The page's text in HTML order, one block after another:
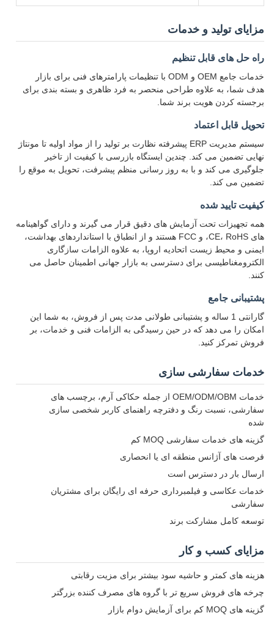
مزایای تولید و خدمات
راه حل های قابل تنظیم
خدمات جامع OEM و ODM با تنظیمات پارامترهای فنی برای بازار
هدف شما، به علاوه طراحی منحصر به فرد ظاهری و بسته بندی برای
برجسته کردن هویت برند شما.
تحویل قابل اعتماد
سیستم مدیریت ERP پیشرفته نظارت بر تولید را از مواد اولیه تا مونتاژ
نهایی تضمین می کند. چندین ایستگاه بازرسی با کیفیت از تاخیر
جلوگیری می کند و با به روز رسانی منظم پیشرفت، تحویل به موقع را
تضمین می کند.
کیفیت تایید شده
همه تجهیزات تحت آزمایش های دقیق قرار می گیرند و دارای گواهینامه
های CE، RoHS، و FCC هستند و از انطباق با استانداردهای بهداشت،
ایمنی و محیط زیست اتحادیه اروپا، به علاوه الزامات سازگاری
الکترومغناطیسی برای دسترسی به بازار جهانی اطمینان حاصل می
کنند.
پشتیبانی جامع
گارانتی 1 ساله و پشتیبانی طولانی مدت پس از فروش، به شما این
امکان را می دهد که در حین رسیدگی به الزامات فنی و خدمات، بر
فروش تمرکز کنید.
خدمات سفارشی سازی
خدمات OEM/ODM/OBM از جمله حکاکی آرم، برچسب های
سفارشی، نسبت رنگ و دفترچه راهنمای کاربر شخصی سازی
شده
گزینه های خدمات سفارشی MOQ کم
فرصت های آژانس منطقه ای یا انحصاری
ارسال بار در دسترس است
خدمات عکاسی و فیلمبرداری حرفه ای رایگان برای مشتریان
سفارشی
توسعه کامل مشارکت برند
مزایای کسب و کار
هزینه های کمتر و حاشیه سود بیشتر برای مزیت رقابتی
چرخه های فروش سریع تر با گروه های مصرف کننده بزرگتر
گزینه های MOQ کم برای آزمایش دوام بازار